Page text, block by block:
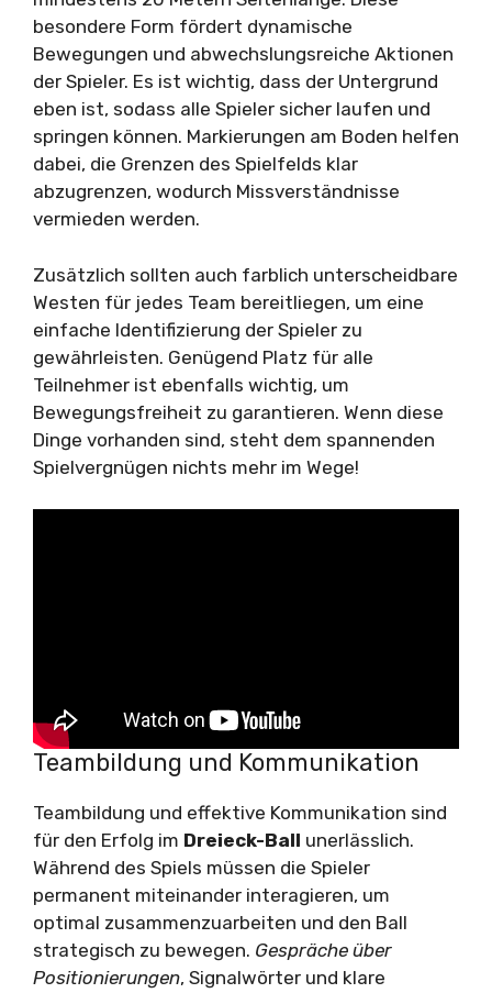
besondere Form fördert dynamische
Bewegungen und abwechslungsreiche Aktionen
der Spieler. Es ist wichtig, dass der Untergrund
eben ist, sodass alle Spieler sicher laufen und
springen können. Markierungen am Boden helfen
dabei, die Grenzen des Spielfelds klar
abzugrenzen, wodurch Missverständnisse
vermieden werden.
Zusätzlich sollten auch farblich unterscheidbare
Westen für jedes Team bereitliegen, um eine
einfache Identifizierung der Spieler zu
gewährleisten. Genügend Platz für alle
Teilnehmer ist ebenfalls wichtig, um
Bewegungsfreiheit zu garantieren. Wenn diese
Dinge vorhanden sind, steht dem spannenden
Spielvergnügen nichts mehr im Wege!
Teambildung und Kommunikation
Teambildung und effektive Kommunikation sind
für den Erfolg im Dreieck-Ball unerlässlich.
Während des Spiels müssen die Spieler
permanent miteinander interagieren, um
optimal zusammenzuarbeiten und den Ball
strategisch zu bewegen. Gespräche über
Positionierungen, Signalwörter und klare